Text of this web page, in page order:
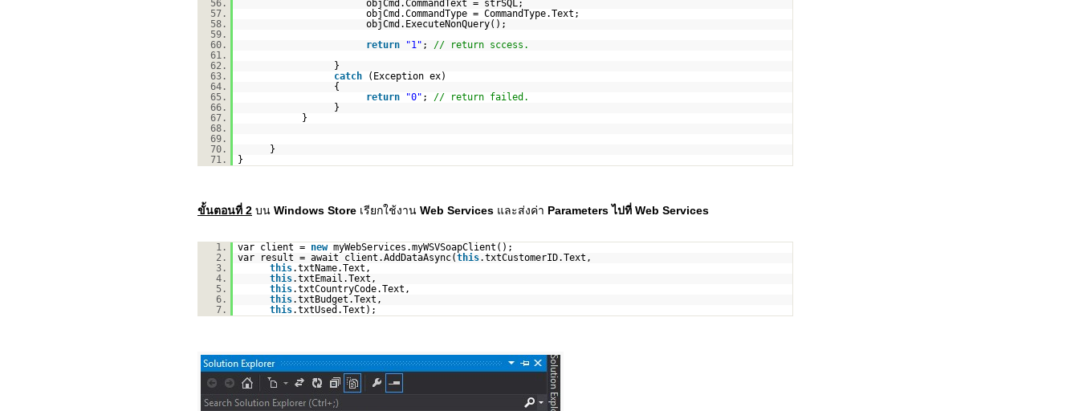
56.
objCmd.CommandText = strSQL;
57.
objCmd.CommandType = CommandType.Text;
58.
objCmd.ExecuteNonQuery();
59.
60.
return "1" ;
// return sccess.
61.
62.
}
63.
catch
(Exception ex)
64.
{
65.
return "0" ;
// return failed.
66.
}
67.
}
68.
69.
70.
}
71.
}
ขั้นตอนที่ 2 บน Windows Store เรียกใช้งาน Web Services และส่งค่า Parameters ไปที่ Web Services
1. var client = new myWebServices.myWSVSoapClient();
2.
var result = await client.AddDataAsync(this.txtCustomerID.Text,
3.
this.txtName.Text,
4.
this.txtEmail.Text,
5.
this.txtCountryCode.Text,
6.
this.txtBudget.Text,
7.
this.txtUsed.Text);